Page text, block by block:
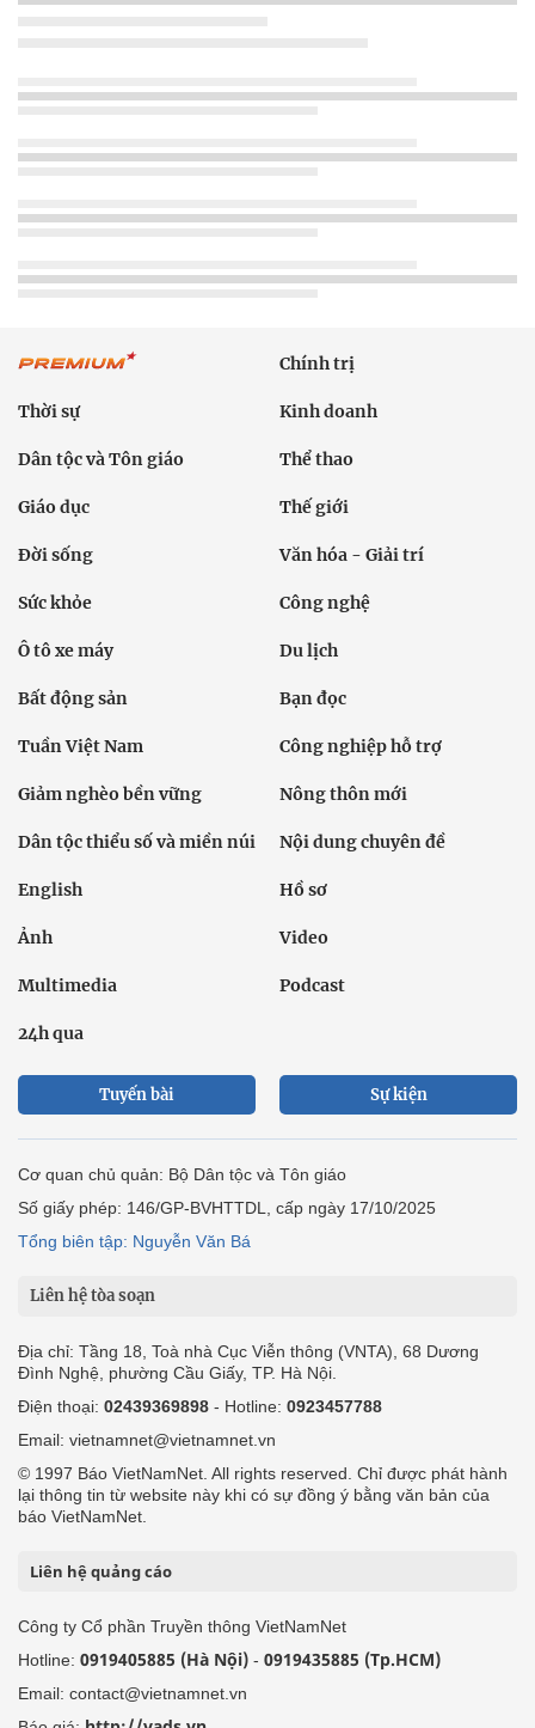
Chính trị
Thời sự Kinh doanh
Dân tộc và Tôn giáo Thể thao
Giáo dục Thế giới
Đời sống Văn hóa - Giải trí
Sức khỏe Công nghệ
Ô tô xe máy Du lịch
Bất động sản Bạn đọc
Tuần Việt Nam Công nghiệp hỗ trợ
Giảm nghèo bền vững Nông thôn mới
Dân tộc thiểu số và miền núi Nội dung chuyên đề
English Hồ sơ
Ảnh Video
Multimedia Podcast
24h qua
Tuyến bài Sự kiện
Cơ quan chủ quản: Bộ Dân tộc và Tôn giáo
Số giấy phép: 146/GP-BVHTTDL, cấp ngày 17/10/2025
Tổng biên tập: Nguyễn Văn Bá
Liên hệ tòa soạn
Địa chỉ: Tầng 18, Toà nhà Cục Viễn thông (VNTA), 68 Dương
Đình Nghệ, phường Cầu Giấy, TP. Hà Nội.
Điện thoại: 02439369898 - Hotline: 0923457788
Email: vietnamnet@vietnamnet.vn
© 1997 Báo VietNamNet. All rights reserved. Chỉ được phát hành
lại thông tin từ website này khi có sự đồng ý bằng văn bản của
báo VietNamNet.
Liên hệ quảng cáo
Công ty Cổ phần Truyền thông VietNamNet
Hotline: 0919405885 (Hà Nội) - 0919435885 (Tp.HCM)
Email: contact@vietnamnet.vn